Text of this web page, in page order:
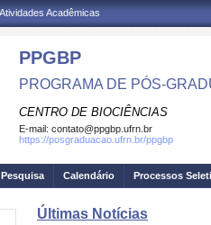
Acadêmicas
PPGBP
PROGRAMA DE PÓS-
CENTRO DE BIOCIÊNCIAS
E-mail: contato@ppgbp.ufrn.br
https://posgraduacao.ufrn.br/ppgbp
Calendário Processos
Últimas Notícias